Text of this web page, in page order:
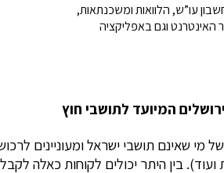
עו”ש, הלוואות ומשכנתאות,
האינטרנט וגם באפליקציה
המיועד לתושבי חוץ
שאינם תושבי ישראל ומעוניינים
ועוד). בין היתר יכולים לקוחות